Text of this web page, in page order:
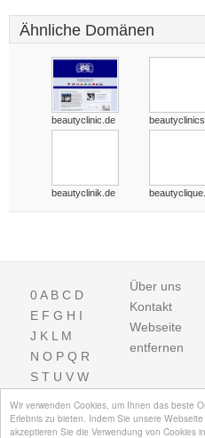
Wir verwenden Cookies, um Ihnen das beste
Erlebnis zu bieten. Indem Sie unsere
akzeptieren Sie die Verwendung von Cookies
Ähnliche Domänen
beautyclinic.de
beautyclinik.de
0A B C D
E F G H I
J K L M
N O P Q R
S T U V W
Über uns
Kontakt
Webseite
entfernen